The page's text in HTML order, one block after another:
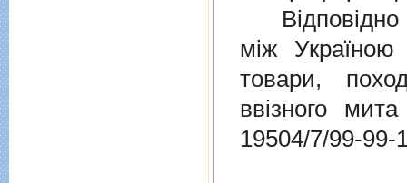
Відповідно
мiж Україною
товари,
ввізного
19504/7/99-99-